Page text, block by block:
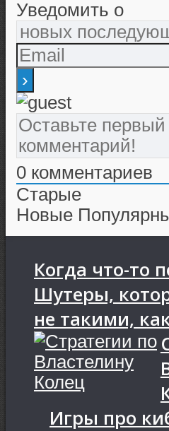
Уведомить о
0 комментариев
Старые
Новые
Когда что-то
Шутеры,
не такими,
Игры про